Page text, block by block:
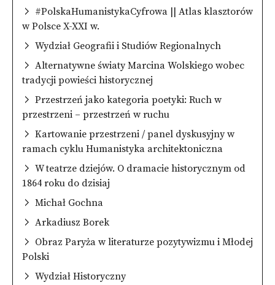
#PolskaHumanistykaCyfrowa || Atlas klasztorów
w Polsce X-XXI w.
Wydział Geografii i Studiów Regionalnych
Alternatywne światy Marcina Wolskiego wobec
tradycji powieści historycznej
Przestrzeń jako kategoria poetyki: Ruch w
przestrzeni – przestrzeń w ruchu
Kartowanie przestrzeni / panel dyskusyjny w
ramach cyklu Humanistyka architektoniczna
W teatrze dziejów. O dramacie historycznym od
1864 roku do dzisiaj
Michał Gochna
Arkadiusz Borek
Obraz Paryża w literaturze pozytywizmu i Młodej
Polski
Wydział Historyczny